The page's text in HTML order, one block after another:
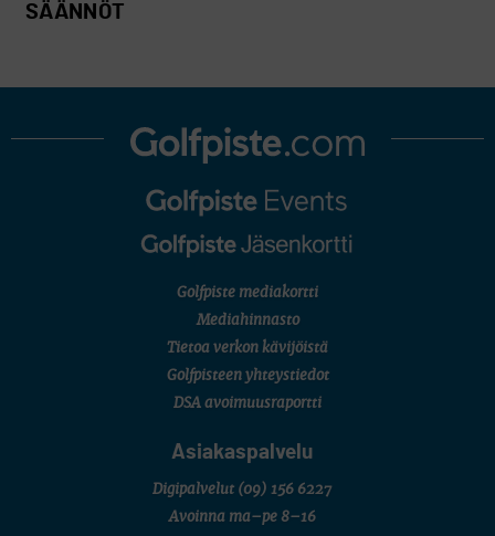
SÄÄNNÖT
Golfpiste mediakortti
Mediahinnasto
Tietoa verkon kävijöistä
Golfpisteen yhteystiedot
DSA avoimuusraportti
Asiakaspalvelu
Digipalvelut (09) 156 6227
Avoinna ma–pe 8–16